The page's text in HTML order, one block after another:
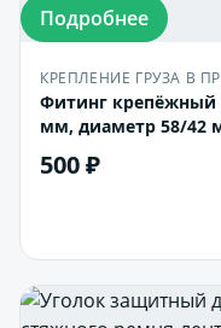
Подробнее
КРЕПЛЕНИЕ ГРУЗА В
Фитинг крепёжный
мм, диаметр 58/42
500 ₽